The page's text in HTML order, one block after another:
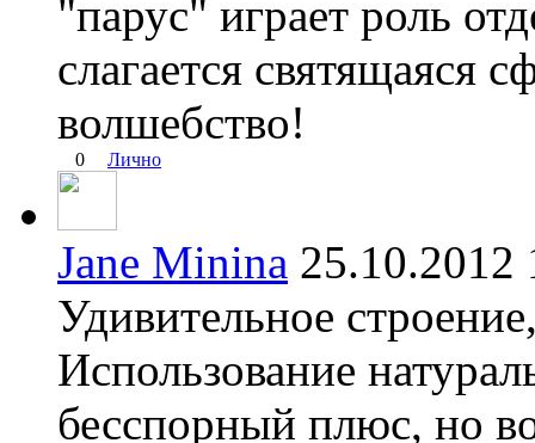
"парус" играет роль
слагается святящаяся
волшебство!
0 Лично
Jane Minina
Удивительное
Использование
бесспорный плюс, но